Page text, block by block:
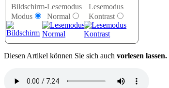
Bildschirm-
Modus
Lesemodus
Normal
Lesemodus
Kontrast
Diesen Artikel können Sie sich auch vorlesen lassen.